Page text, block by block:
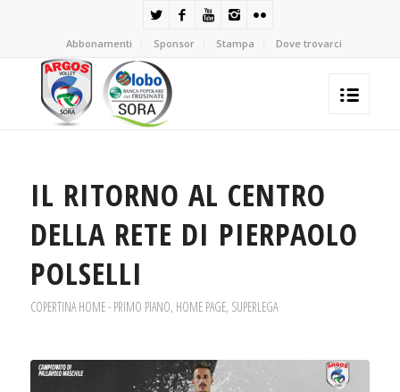
Abbonamenti Sponsor Stampa Dove trovarci
IL RITORNO AL CENTRO
DELLA RETE DI PIERPAOLO
POLSELLI
COPERTINA HOME - PRIMO PIANO, HOME PAGE, SUPERLEGA